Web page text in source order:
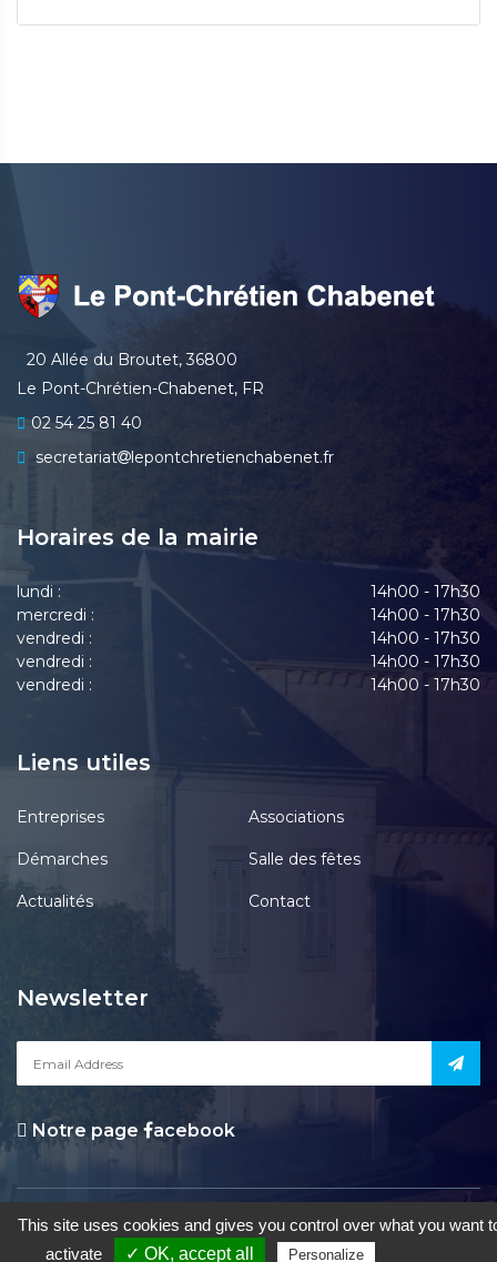
20 Allée du Broutet, 36800
Le Pont-Chrétien-Chabenet, FR
02 54 25 81 40
secretariat
lepontchretienchabenet.fr
Horaires de la mairie
lundi :
14h00 - 17h30
mercredi :
14h00 - 17h30
vendredi :
14h00 - 17h30
vendredi :
14h00 - 17h30
vendredi :
14h00 - 17h30
Liens utiles
Entreprises Associations
Démarches Salle des fêtes
Actualités Contact
Newsletter
Notre page acebook
le Pont-Chrétien-Chabenet|Mentions Légales|Accessibilité|Une
création de Gil FOURGEAUD
This site uses cookies and gives you control over what you want
activate
✓ OK, accept all Personalize